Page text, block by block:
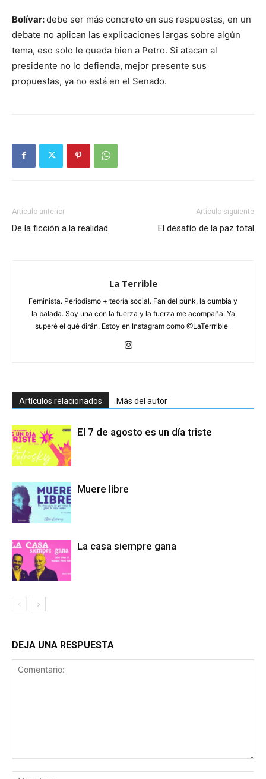
Bolívar:debe ser más concreto en sus respuestas, en un
debate no aplican las explicaciones largas sobre algún
tema, eso solo le queda bien a Petro. Si atacan al
presidente no lo defienda, mejor presente sus
propuestas, ya no está en el Senado.
Artículo anterior
De la ficción a la realidad
Artículo siguiente
El desafío de la paz total
La Terrible
Feminista. Periodismo + teoría social. Fan del punk, la cumbia y
la balada. Soy una con la fuerza y la fuerza me acompaña. Ya
superé el qué dirán. Estoy en Instagram como @LaTerrrible_
Artículos relacionados Más del autor
El 7 de agosto es un día triste
Muere libre
La casa siempre gana
DEJA UNA RESPUESTA